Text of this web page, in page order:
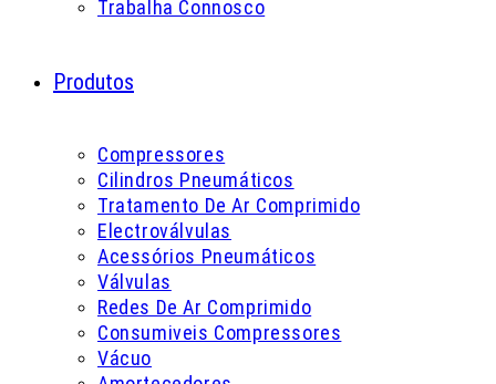
Trabalha Connosco
Produtos
Compressores
Cilindros Pneumáticos
Tratamento De Ar Comprimido
Electroválvulas
Acessórios Pneumáticos
Válvulas
Redes De Ar Comprimido
Consumiveis Compressores
Vácuo